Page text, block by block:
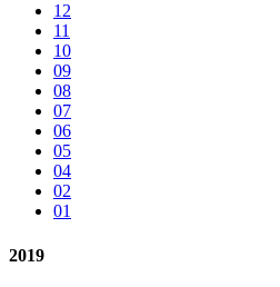
12
11
10
09
08
07
06
05
04
02
01
2019